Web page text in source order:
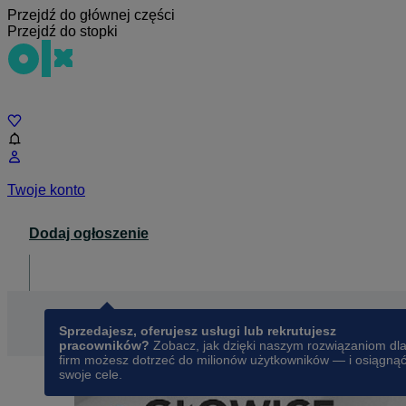
Przejdź do głównej części
Przejdź do stopki
Twoje konto
Dodaj ogłoszenie
Sprzedajesz, oferujesz usługi lub rekrutujesz
pracowników? Zobacz, jak dzięki naszym rozwiązaniom dla
firm możesz dotrzeć do milionów użytkowników — i osiągnąć
swoje cele.